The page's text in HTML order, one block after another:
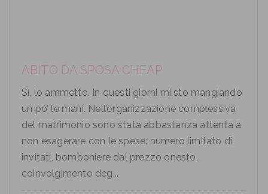
ABITO DA SPOSA CHEAP
Sì, lo ammetto. In questi giorni mi sto mangiando
un po’ le mani. Nell’organizzazione complessiva
del matrimonio sono stata abbastanza attenta a
non esagerare con le spese: numero limitato di
invitati, bomboniere dal prezzo onesto,
coinvolgimento deg...